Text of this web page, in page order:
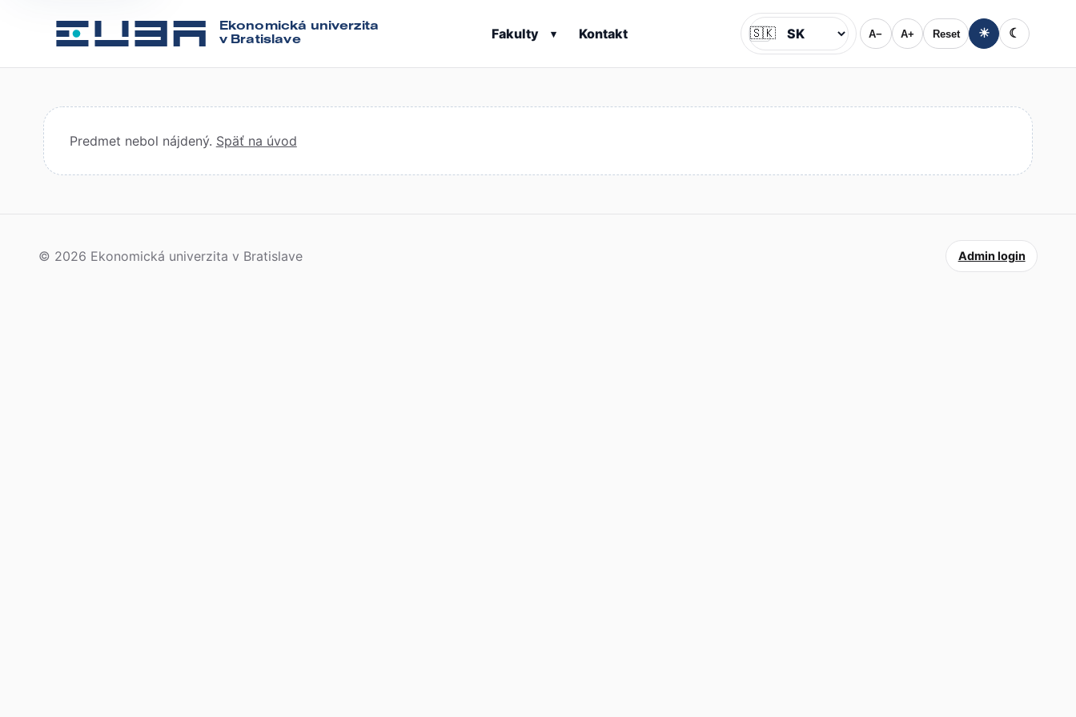
Ekonomická univerzita
v Bratislave
Fakulty ▾ Kontakt Jazyk
🇸🇰 A− A+ Reset ☀ ☾
Predmet nebol nájdený. Späť na úvod
© 2026 Ekonomická univerzita v Bratislave Admin login